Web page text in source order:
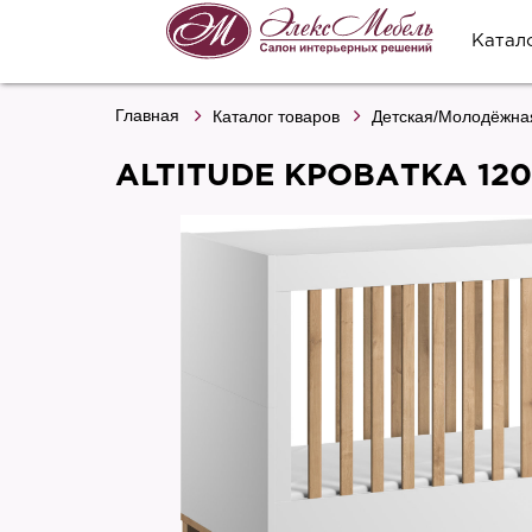
Главная Каталог товаров Детская/
ALTITUDE КРОВАТКА